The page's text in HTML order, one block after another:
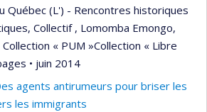
Québec (L') - Rencontres historiques
Collectif , Lomomba Emongo,
« PUM »Collection « Libre
• juin 2014
agents antirumeurs pour briser les
les immigrants